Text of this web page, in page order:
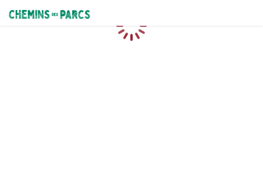
Chemins des Parcs
Caricamento